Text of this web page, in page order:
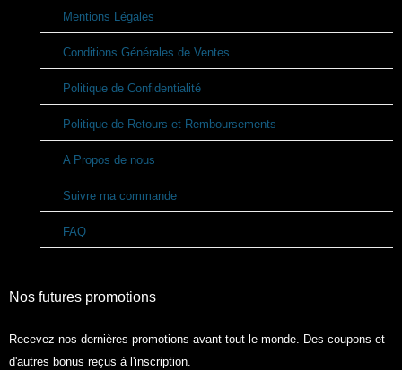
Mentions Légales
Conditions Générales de Ventes
Politique de Confidentialité
Politique de Retours et Remboursements
A Propos de nous
Suivre ma commande
FAQ
Nos futures promotions
Recevez nos dernières promotions avant tout le monde. Des coupons et
d'autres bonus reçus à l'inscription.